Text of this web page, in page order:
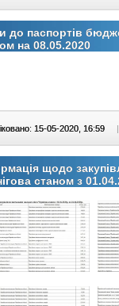
до паспортів
на 08.05.2020
15-05-2020, 16:59 |
щодо
станом з